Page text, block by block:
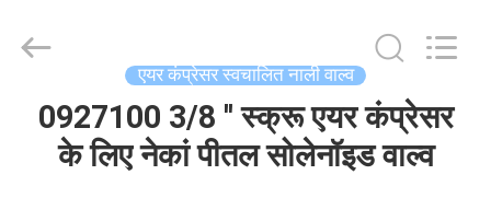
Reserved.
एयर कंप्रेसर स्वचालित नाली वाल्व
0927100 3/8 '' स्क्रू एयर कंप्रेसर
के लिए नेकां पीतल सोलेनॉइड वाल्व